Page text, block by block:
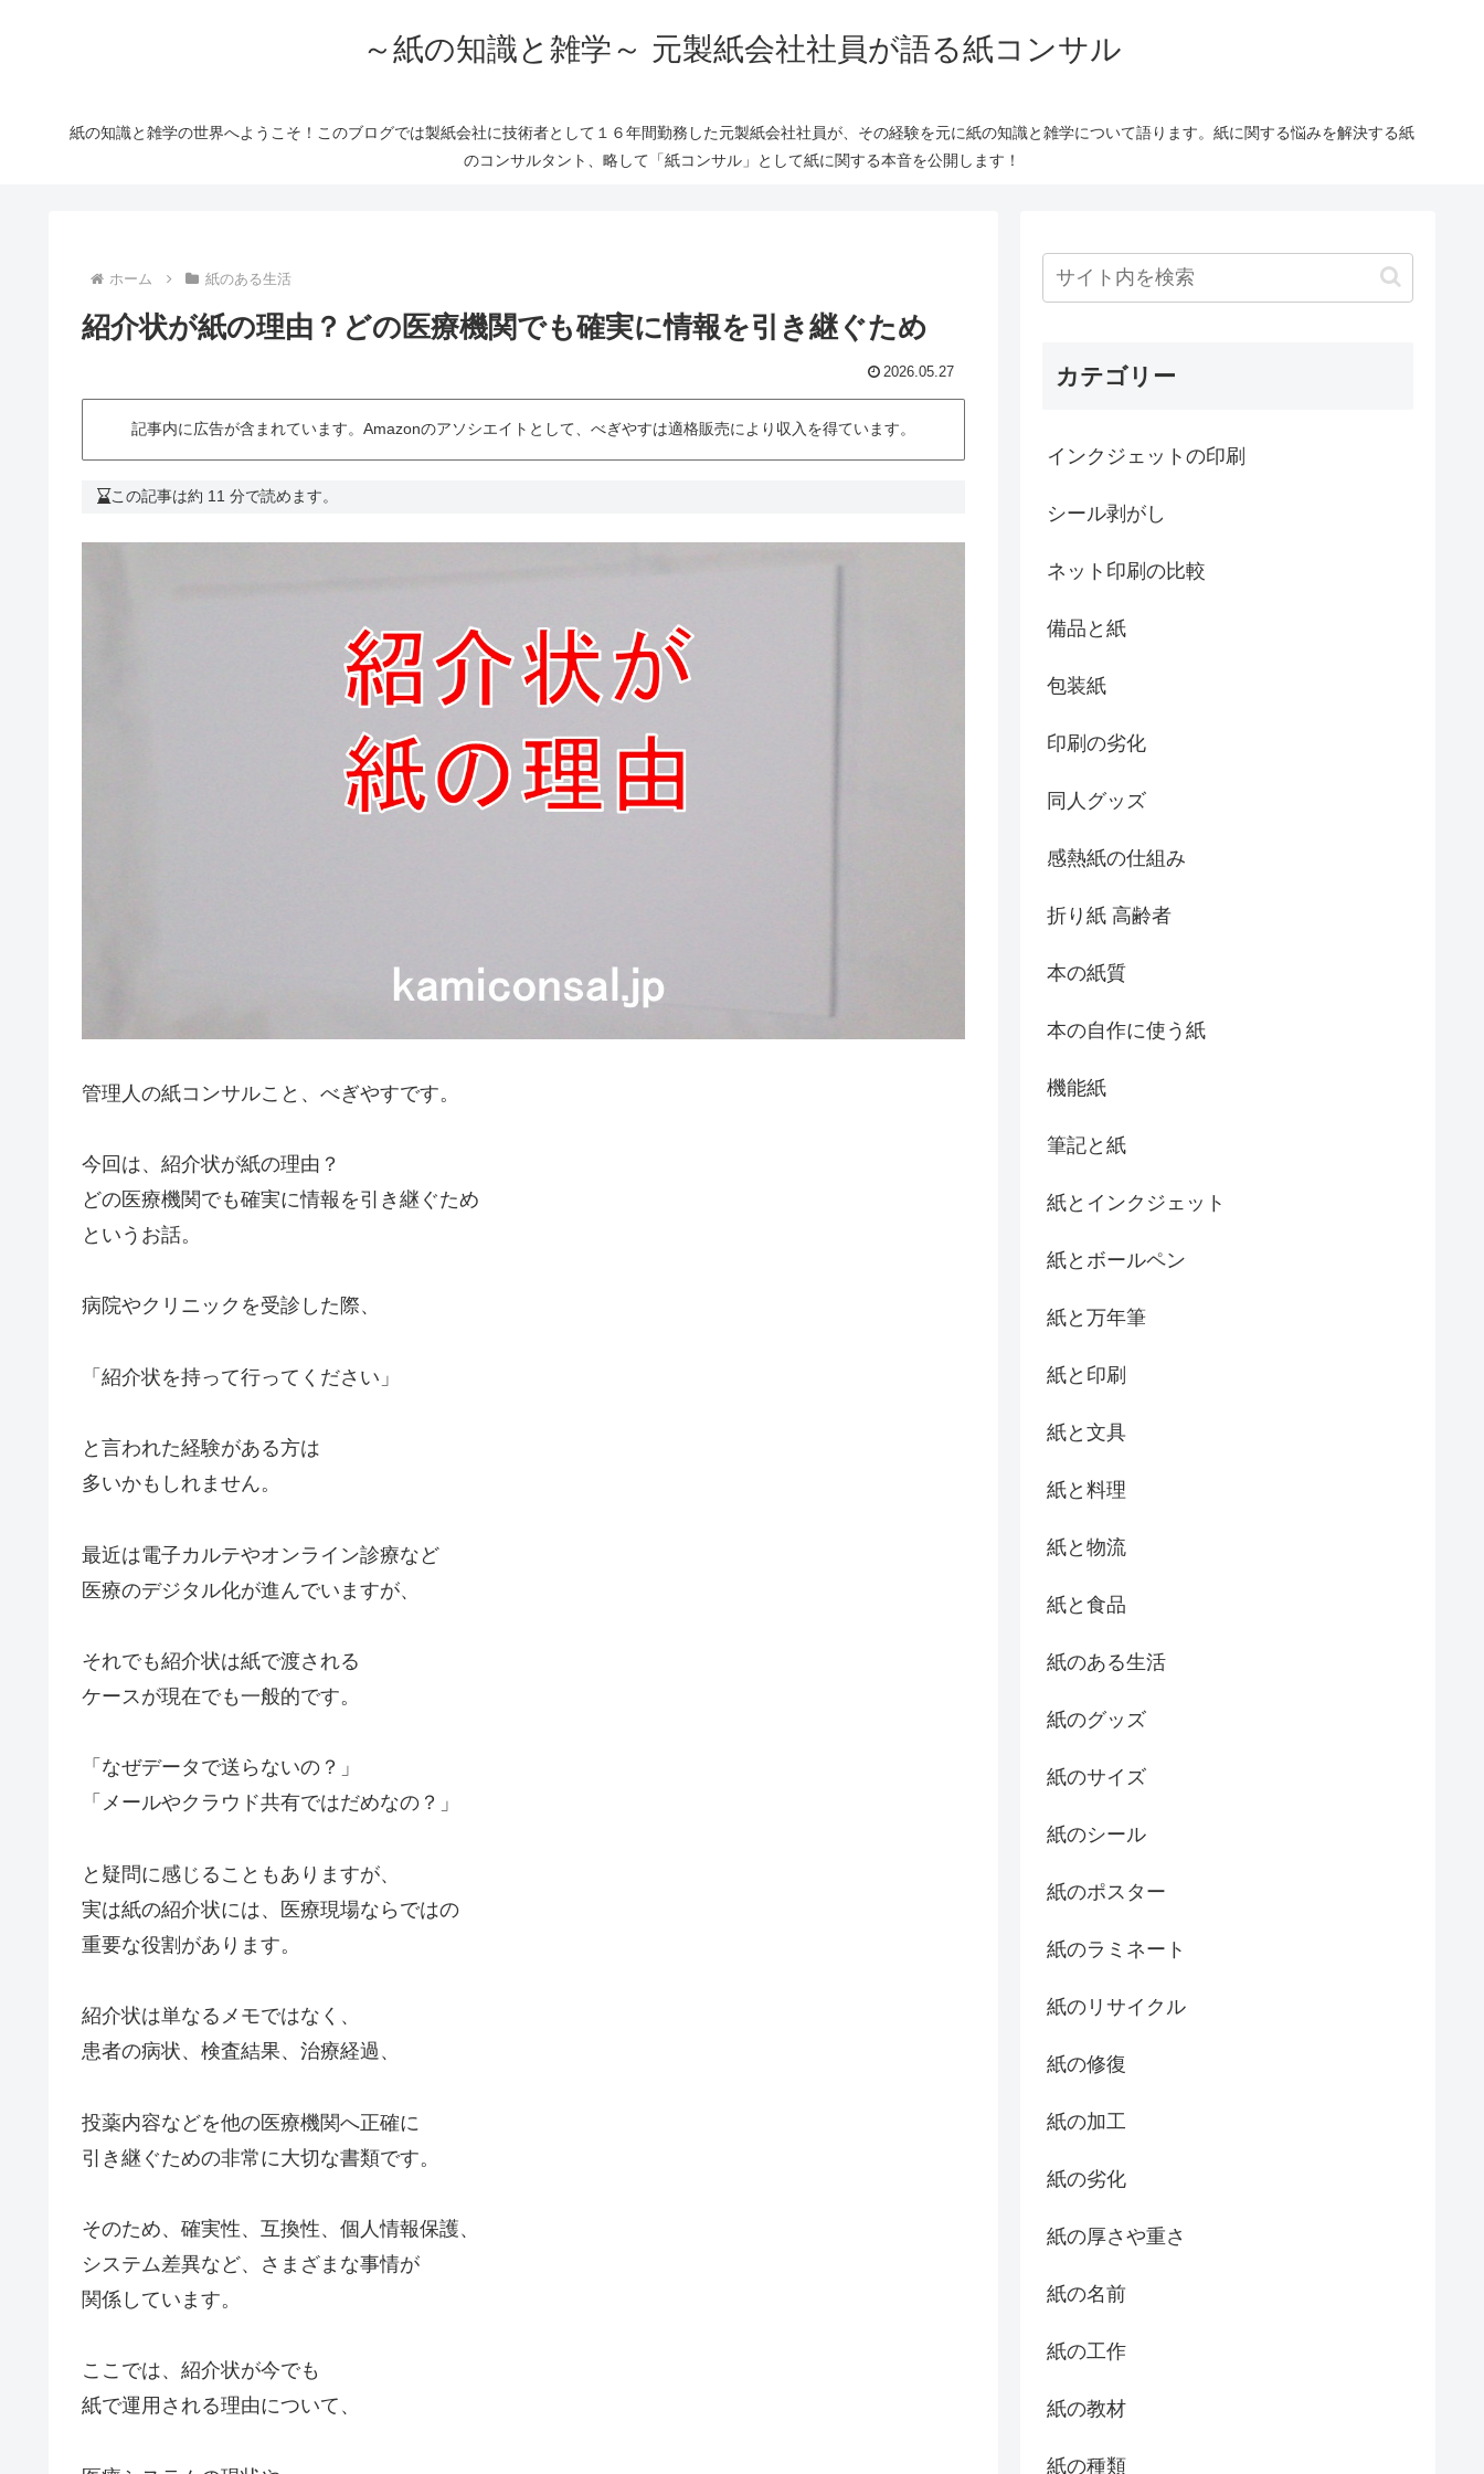
～紙の知識と雑学～ 元製紙会社社員が語る紙コンサル
紙の知識と雑学の世界へようこそ！このブログでは製紙会社に技術者として１６年間勤務した元製紙会社社員が、その経験を元に紙の知識と雑学について語ります。紙に関する悩みを解決する紙
のコンサルタント、略して「紙コンサル」として紙に関する本音を公開します！
ホーム 紙のある生活
紹介状が紙の理由？どの医療機関でも確実に情報を引き継ぐため
2026.05.27
記事内に広告が含まれています。Amazonのアソシエイトとして、べぎやすは適格販売により収入を得ています。
この記事は約 11 分で読めます。
管理人の紙コンサルこと、べぎやすです。
今回は、紹介状が紙の理由？
どの医療機関でも確実に情報を引き継ぐため
というお話。
病院やクリニックを受診した際、
「紹介状を持って行ってください」
と言われた経験がある方は
多いかもしれません。
最近は電子カルテやオンライン診療など
医療のデジタル化が進んでいますが、
それでも紹介状は紙で渡される
ケースが現在でも一般的です。
「なぜデータで送らないの？」
「メールやクラウド共有ではだめなの？」
と疑問に感じることもありますが、
実は紙の紹介状には、医療現場ならではの
重要な役割があります。
紹介状は単なるメモではなく、
患者の病状、検査結果、治療経過、
投薬内容などを他の医療機関へ正確に
引き継ぐための非常に大切な書類です。
そのため、確実性、互換性、個人情報保護、
システム差異など、さまざまな事情が
関係しています。
ここでは、紹介状が今でも
紙で運用される理由について、
カテゴリー
インクジェットの印刷
シール剥がし
ネット印刷の比較
備品と紙
包装紙
印刷の劣化
同人グッズ
感熱紙の仕組み
折り紙 高齢者
本の紙質
本の自作に使う紙
機能紙
筆記と紙
紙とインクジェット
紙とボールペン
紙と万年筆
紙と印刷
紙と文具
紙と料理
紙と物流
紙と食品
紙のある生活
紙のグッズ
紙のサイズ
紙のシール
紙のポスター
紙のラミネート
紙のリサイクル
紙の修復
紙の加工
紙の劣化
紙の厚さや重さ
紙の名前
紙の工作
紙の教材
紙の種類